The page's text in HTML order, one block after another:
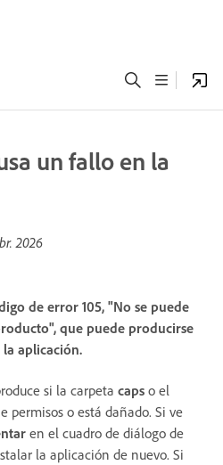
un fallo en la
2026
de error 105, "No se puede
que puede producirse
aplicación.
si la carpeta caps o el
permisos o está dañado. Si ve
en el cuadro de diálogo de
la aplicación de nuevo. Si